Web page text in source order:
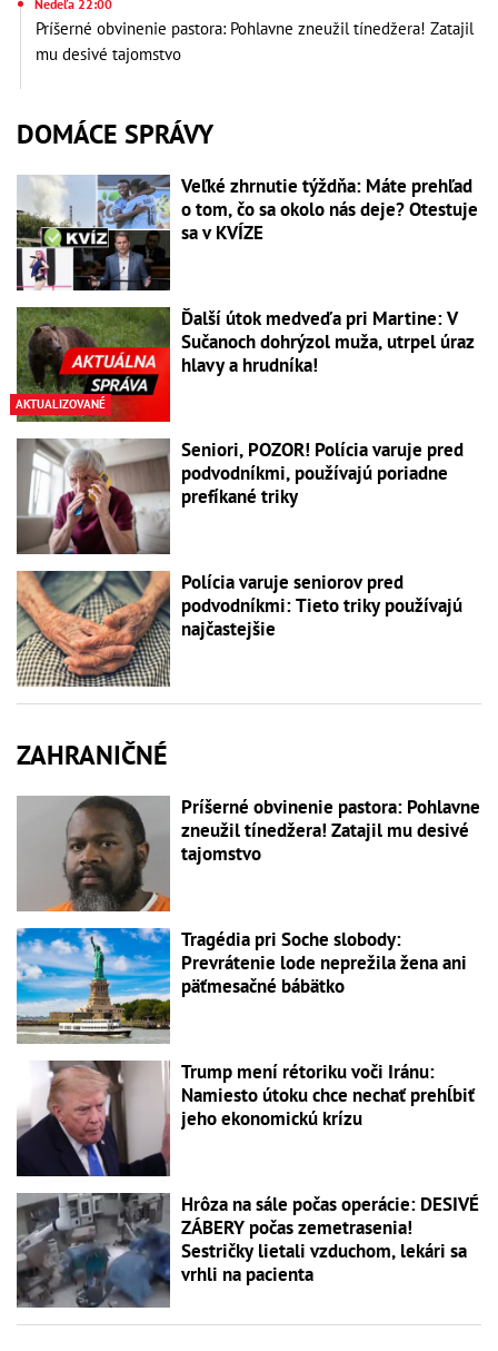
Nedeľa 22:00
Príšerné obvinenie pastora: Pohlavne zneužil tínedžera! Zatajil
mu desivé tajomstvo
DOMÁCE SPRÁVY
Veľké zhrnutie týždňa: Máte prehľad
o tom, čo sa okolo nás deje? Otestuje
sa v KVÍZE
AKTUALIZOVANÉ
Ďalší útok medveďa pri Martine: V
Sučanoch dohrýzol muža, utrpel úraz
hlavy a hrudníka!
Seniori, POZOR! Polícia varuje pred
podvodníkmi, používajú poriadne
prefíkané triky
Polícia varuje seniorov pred
podvodníkmi: Tieto triky používajú
najčastejšie
ZAHRANIČNÉ
Príšerné obvinenie pastora: Pohlavne
zneužil tínedžera! Zatajil mu desivé
tajomstvo
Tragédia pri Soche slobody:
Prevrátenie lode neprežila žena ani
päťmesačné bábätko
Trump mení rétoriku voči Iránu:
Namiesto útoku chce nechať prehĺbiť
jeho ekonomickú krízu
Hrôza na sále počas operácie: DESIVÉ
ZÁBERY počas zemetrasenia!
Sestričky lietali vzduchom, lekári sa
vrhli na pacienta